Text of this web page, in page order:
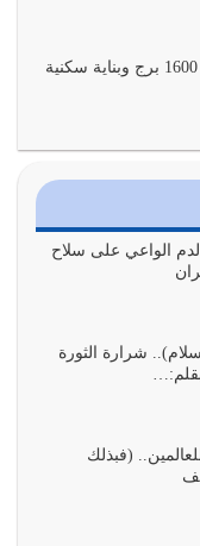
تكون نقاط الضعف
للناس بالنهوض
وأهوائنا
غزة: تدمير كامل لأكثر من 1600 برج وبناية سكنية
الواعي على سلاح
شرارة الثورة
(فبذلك